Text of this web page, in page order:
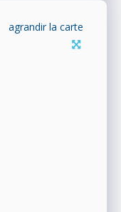
agrandir la carte